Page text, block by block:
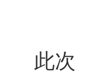
此次